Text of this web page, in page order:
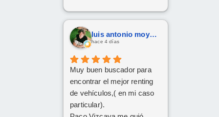
nuestras consultas y nos
mantuvo constantemente
informados.
nuevo coche.
luis antonio moya fernandez
hace 4 días
Muy buen buscador para
encontrar el mejor renting
de vehículos,( en mi caso
particular).